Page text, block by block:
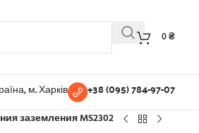
0₴
м. Харків +38 (095) 784-97-07
заземления MS2302